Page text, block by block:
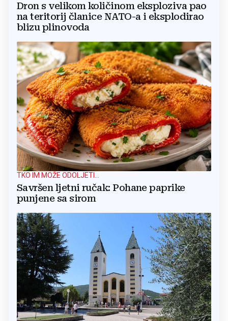
Dron s velikom količinom eksploziva pao
na teritorij članice NATO-a i eksplodirao
blizu plinovoda
TKO IM MOŽE ODOLJETI...
Savršen ljetni ručak: Pohane paprike
punjene sa sirom